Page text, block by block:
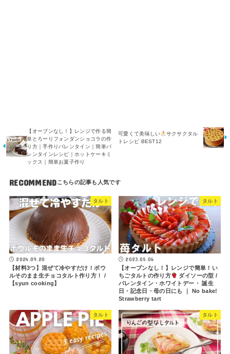
【オーブンなし！】レンジで作る簡
単とろーりフォンダンショコラの作
り方｜手作りバレンタイン｜簡単バ
レンタインレシピ｜ホットケーキミ
ックス｜簡単お菓子作り
可愛くて美味しい
サクサクタル
トレシピ BEST12
RECOMMEND
タルト
2024.09.20
【材料3つ】混ぜて冷やすだけ！ボウ
ルそのまま生チョコタルト作り方！ /
【syun cooking】
タルト
2023.05.06
【オーブンなし！】レンジで簡単！い
ちごタルトの作り方
ダイソーの型 /
バレンタイン・ホワイトデー・ 誕生
日・記念日・母の日にも ｜ No bake!
Strawberry tart
タルト タルト